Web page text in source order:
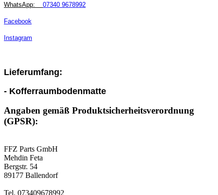
WhatsApp: 07340 9678992
Facebook
Instagram
Lieferumfang:
- Kofferraumbodenmatte
Angaben gemäß Produktsicherheitsverordnung
(GPSR):
FFZ Parts GmbH
Mehdin Feta
Bergstr. 54
89177 Ballendorf
Tel. 073409678992